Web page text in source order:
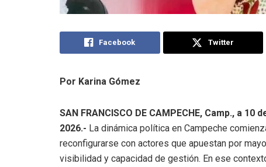
Facebook Twitter
Por Karina Gómez
SAN FRANCISCO DE CAMPECHE, Camp., a 10
2026.- La dinámica política en Campeche
reconfigurarse con actores que apuestan por
visibilidad y capacidad de gestión. En ese